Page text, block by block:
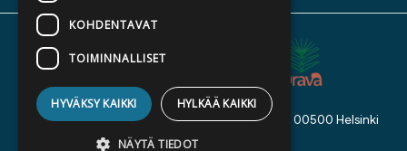
Kustannusosakeyhtiö Siltala, Suvilahdenkatu 7, 00500 Helsinki
© 2026 Siltala
KOHDENTAVAT
TOIMINNALLISET
HYVÄKSY KAIKKI HYLKÄÄ KAIKKI
NÄYTÄ TIEDOT